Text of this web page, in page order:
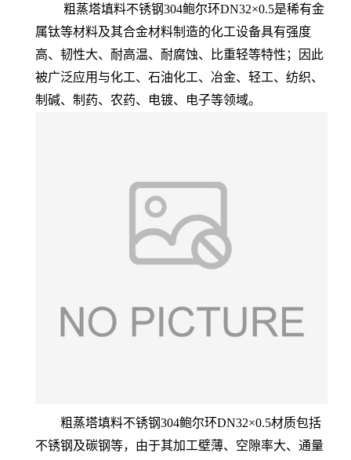
粗蒸塔填料不锈钢304鲍尔环DN32×0.5是稀有金
属钛等材料及其合金材料制造的化工设备具有强度
高、韧性大、耐高温、耐腐蚀、比重轻等特性；因此
被广泛应用与化工、石油化工、冶金、轻工、纺织、
制碱、制药、农药、电镀、电子等领域。
粗蒸塔填料不锈钢304鲍尔环DN32×0.5材质包括
不锈钢及碳钢等，由于其加工壁薄、空隙率大、通量